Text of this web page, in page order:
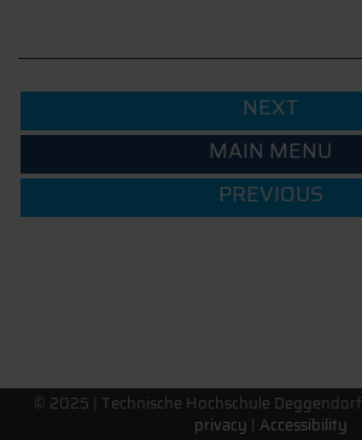
NEXT
MAIN MENU
PREVIOUS
© 2025 | Technische Hochschule Deggendorf
privacy | Accessibility